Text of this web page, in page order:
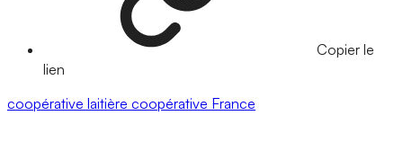
Copier le
lien
coopérative laitière coopérative France